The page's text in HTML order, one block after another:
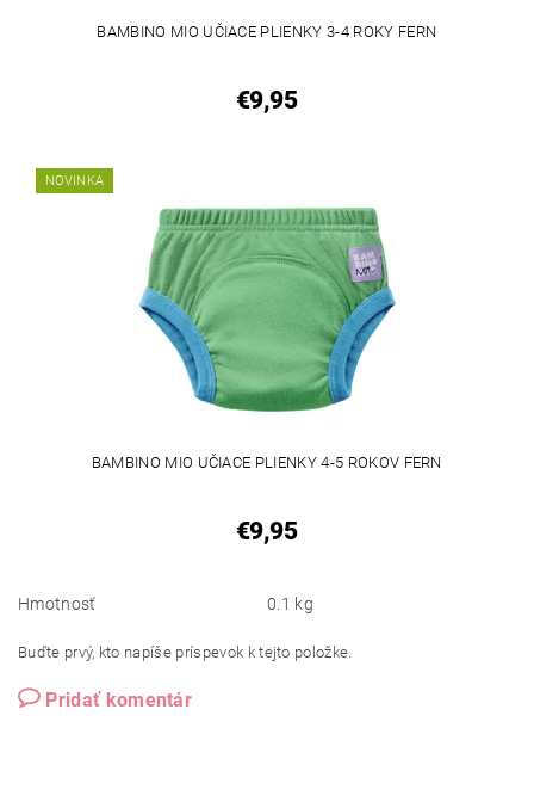
BAMBINO MIO UČIACE PLIENKY 3-4 ROKY FERN
€9,95
NOVINKA
BAMBINO MIO UČIACE PLIENKY 4-5 ROKOV FERN
€9,95
Hmotnosť 0.1 kg
Buďte prvý, kto napíše príspevok k tejto položke.
Pridať komentár